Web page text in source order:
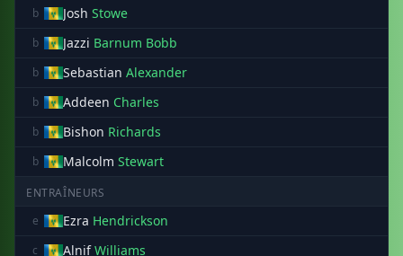
b Josh Stowe
b Jazzi Barnum Bobb
b Sebastian Alexander
b Addeen Charles
b Bishon Richards
b Malcolm Stewart
ENTRAÎNEURS
e
Ezra Hendrickson
c AlnifWilliams